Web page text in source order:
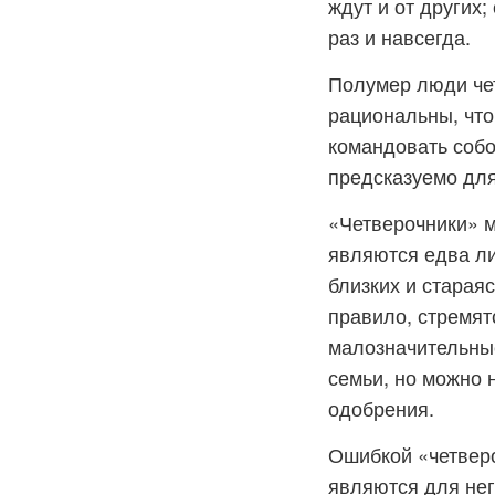
раз и навсегда.
Полумер люди
рациональны,
командовать
предсказуемо
«Четверочники»
являются едва
близких и
правило,
семьи, но можно
одобрения.
Ошибкой
являются для